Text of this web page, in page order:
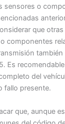
sensores o
que
componentes
también
Es
del
fallo presente.
que, aunque